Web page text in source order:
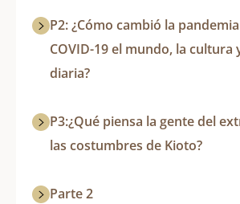
P2: ¿Cómo cambió la
COVID-19 el mundo, la cultura
diaria?
P3:¿Qué piensa la gente del
las costumbres de Kioto?
Parte 2